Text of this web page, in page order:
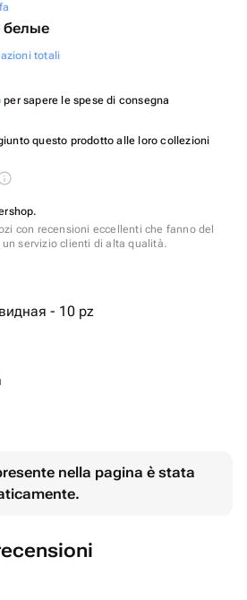
белые
totali
per sapere le spese di consegna
questo prodotto alle loro collezioni
con recensioni eccellenti che fanno del
servizio clienti di alta qualità.
- 10 pz
nella pagina è stata